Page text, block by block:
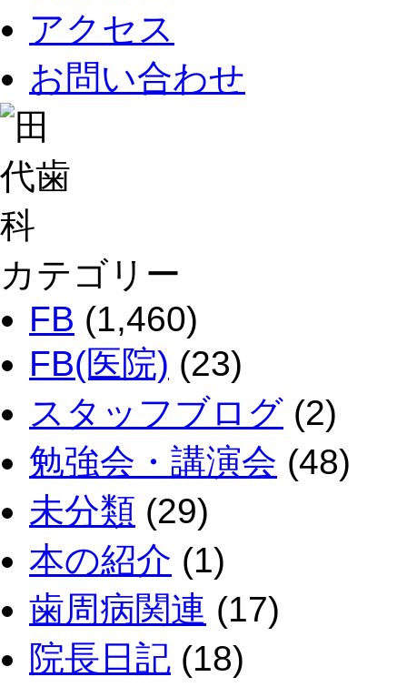
アクセス
お問い合わせ
カテゴリー
FB (1,460)
FB(医院) (23)
スタッフブログ (2)
勉強会・講演会 (48)
未分類 (29)
本の紹介 (1)
歯周病関連 (17)
院長日記 (18)